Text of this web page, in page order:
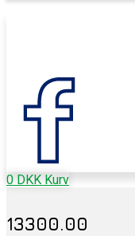
0 DKK Kurv
13300.00